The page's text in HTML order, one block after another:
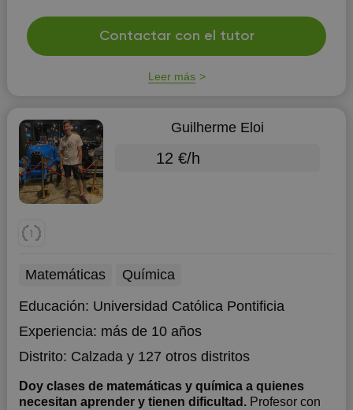
Contactar con el tutor
Leer más
Guilherme Eloi
12 €/h
Matemáticas
Química
Educación: Universidad Católica Pontificia
Experiencia: más de 10 años
Distrito: Calzaday 127 otros distritos
Doy clases de matemáticas y química a quienes
necesitan aprender y tienen dificultad. Profesor con